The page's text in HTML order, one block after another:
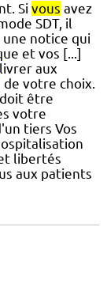
Si vous avez
SDT, il
notice qui
et vos [...]
livrer aux
votre choix.
être
votre
tiers Vos
libertés
aux patients